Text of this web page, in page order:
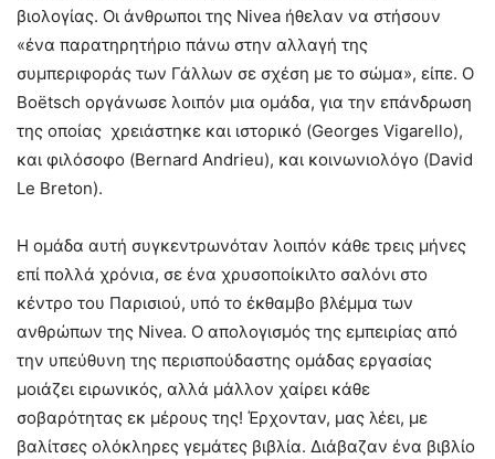
βιολογίας. Οι άνθρωποι της Nivea ήθελαν να στήσουν
«ένα παρατηρητήριο πάνω στην αλλαγή της
συμπεριφοράς των Γάλλων σε σχέση με το σώμα», είπε. Ο
Boëtsch οργάνωσε λοιπόν μια ομάδα, για την επάνδρωση
της οποίας χρειάστηκε και ιστορικό (Georges Vigarello),
και φιλόσοφο (Bernard Andrieu), και κοινωνιολόγο (David
Le Breton).
Η ομάδα αυτή συγκεντρωνόταν λοιπόν κάθε τρεις μήνες
επί πολλά χρόνια, σε ένα χρυσοποίκιλτο σαλόνι στο
κέντρο του Παρισιού, υπό το έκθαμβο βλέμμα των
ανθρώπων της Nivea. Ο απολογισμός της εμπειρίας από
την υπεύθυνη της περισπούδαστης ομάδας εργασίας
μοιάζει ειρωνικός, αλλά μάλλον χαίρει κάθε
σοβαρότητας εκ μέρους της! Έρχονταν, μας λέει, με
βαλίτσες ολόκληρες γεμάτες βιβλία. Διάβαζαν ένα βιβλίο